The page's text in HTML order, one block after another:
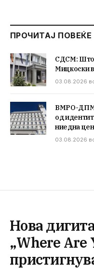
ПРОЧИТАЈ ПОВЕЌЕ
СДСМ: Што
Мицкоски
03.08.2026
ВМРО-
од
ниедна
03.08.2026
Нова
„Where Are